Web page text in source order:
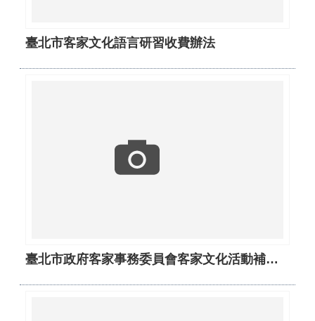
臺北市客家文化語言研習收費辦法
臺北市政府客家事務委員會客家文化活動補助要點